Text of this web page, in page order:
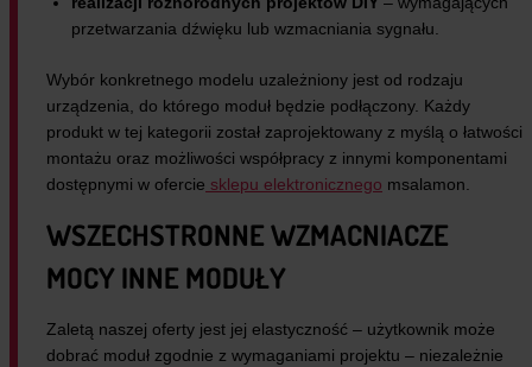
przetwarzania dźwięku lub wzmacniania sygnału.
Wybór konkretnego modelu uzależniony jest od rodzaju
urządzenia, do którego moduł będzie podłączony. Każdy
produkt w tej kategorii został zaprojektowany z myślą o łatwości
montażu oraz możliwości współpracy z innymi komponentami
dostępnymi w ofercie sklepu elektronicznego msalamon.
WSZECHSTRONNE WZMACNIACZE
MOCY INNE MODUŁY
Zaletą naszej oferty jest jej elastyczność – użytkownik może
dobrać moduł zgodnie z wymaganiami projektu – niezależnie